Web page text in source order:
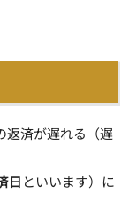
返済が遅れる（遅
日 といいます）に